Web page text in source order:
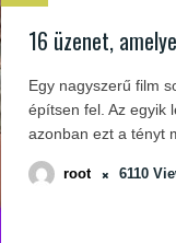
16 üzenet,
Egy nagyszerű film
építsen fel. Az egyik
azonban ezt a tényt
root 6110